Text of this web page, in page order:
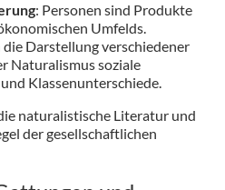
: Personen sind Produkte
Umfelds.
die Darstellung verschiedener
Naturalismus soziale
Klassenunterschiede.
naturalistische Literatur und
der gesellschaftlichen